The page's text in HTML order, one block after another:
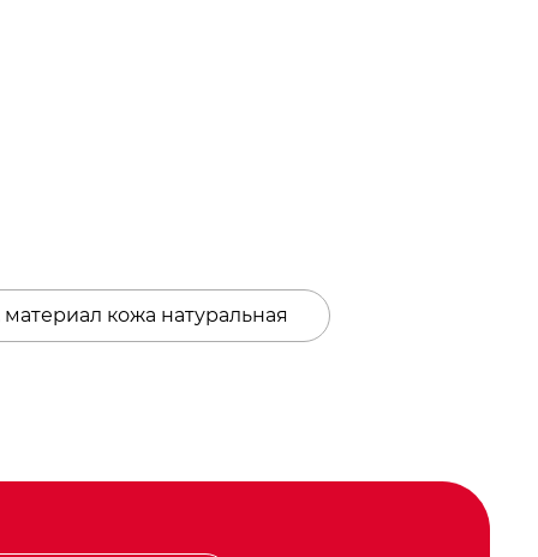
кожа натуральная